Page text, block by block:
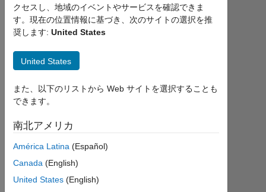
Mohsen
Aleenejad
MathWorks
2020
ク
テ
クセスし、地域のイベントやサービスを確認できま
す。現在の位置情報に基づき、次のサイトの選択を推
奨します: United States
United States
また、以下のリストから Web サイトを選択することも
できます。
南北アメリカ
América Latina (Español)
Canada (English)
United States (English)